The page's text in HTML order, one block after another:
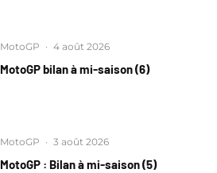
MotoGP · 4 août 2026
MotoGP bilan à mi-saison (6)
MotoGP · 3 août 2026
MotoGP : Bilan à mi-saison (5)